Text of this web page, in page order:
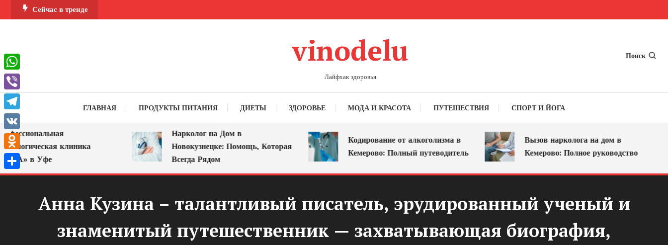
Перейти
к
Сейчас в тренде
vinodelu
Лайфхак здоровья
Поиск
ГЛАВНАЯ ПРОДУКТЫ ПИТАНИЯ ДИЕТЫ ЗДОРОВЬЕ МОДА И КРАСОТА ПУТЕШЕСТВИЯ СПОРТ И ЙОГА
клиника
в Уфе
Нарколог на Дом в
Новокузнецке: Помощь, Которая
Всегда Рядом
Кодирование от алкоголизма в
Кемерово: Полный путеводитель
Вызов нарколога на дом в
Кемерово: Полное руководство
Анна Кузина – талантливый писатель, эрудированный ученый и
знаменитый путешественник — захватывающая биография,
WhatsApp
Viber
Telegram
VK
Odnoklassniki
Отправить